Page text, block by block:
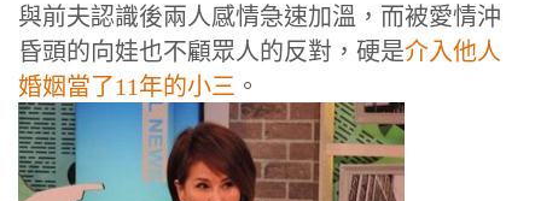
與前夫認識後兩人感情急速加溫，而被愛情沖
昏頭的向娃也不顧眾人的反對，硬是介入他人
婚姻當了11年的小三 。